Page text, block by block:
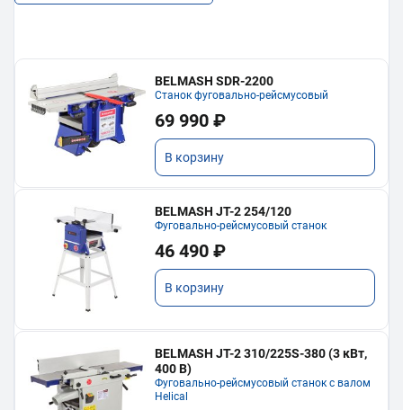
BELMASH SDR-2200
Станок фуговально-рейсмусовый
69 990 ₽
В корзину
BELMASH JT-2 254/120
Фуговально-рейсмусовый станок
46 490 ₽
В корзину
BELMASH JT-2 310/225S-380 (3 кВт,
400 В)
Фуговально-рейсмусовый станок с валом
Helical